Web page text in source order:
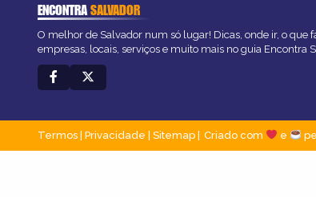
ENCONTRASALVADOR
O melhor de Salvador num só lugar! Dicas, onde ir, o que
empresas, locais, serviços e muito mais no guia Encontra
Termos Privacidade Sitemap Criado com e